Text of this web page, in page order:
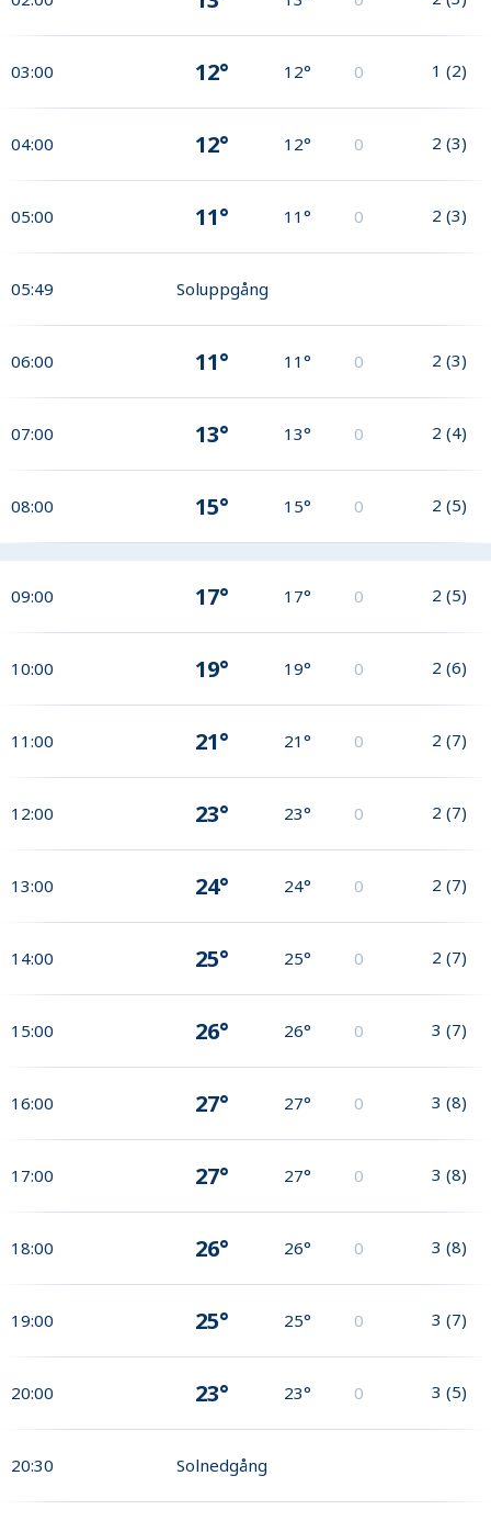
03:00 12° 12° 0 1 (2)
04:00 12° 12° 0 2 (3)
05:00 11° 11° 0 2 (3)
05:49 Soluppgång
06:00 11° 11° 0 2 (3)
07:00 13° 13° 0 2 (4)
08:00 15° 15° 0 2 (5)
09:00 17° 17° 0 2 (5)
10:00 19° 19° 0 2 (6)
11:00 21° 21° 0 2 (7)
12:00 23° 23° 0 2 (7)
13:00 24° 24° 0 2 (7)
14:00 25° 25° 0 2 (7)
15:00 26° 26° 0 3 (7)
16:00 27° 27° 0 3 (8)
17:00 27° 27° 0 3 (8)
18:00 26° 26° 0 3 (8)
19:00 25° 25° 0 3 (7)
20:00 23° 23° 0 3 (5)
20:30 Solnedgång